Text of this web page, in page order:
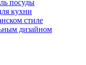
посуды
кухни
стиле
дизайном